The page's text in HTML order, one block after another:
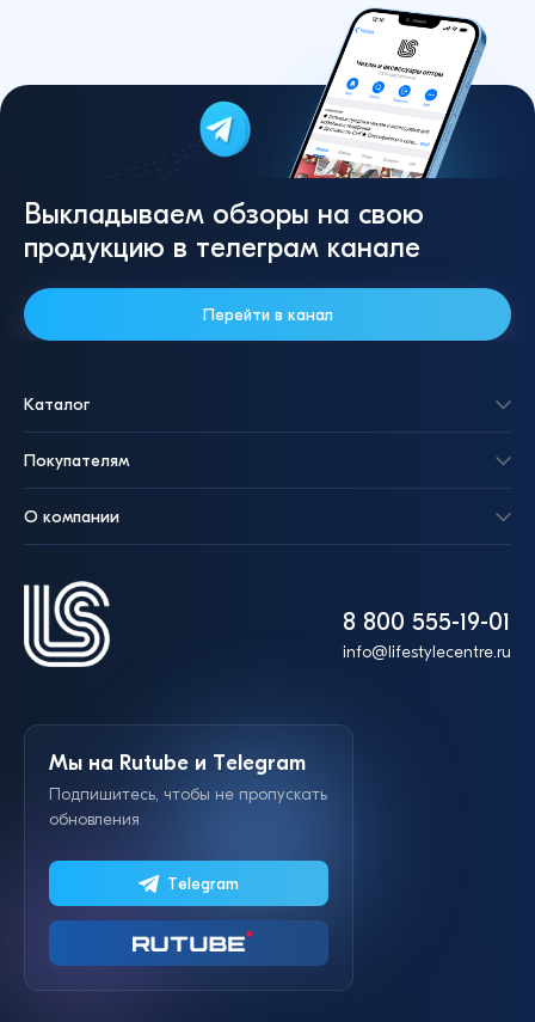
Выкладываем обзоры на свою
продукцию в телеграм канале
Перейти в канал
8 800 555-19-01
info@lifestylecentre.ru
Каталог
Покупателям
О компании
Мы на Rutube и Telegram
Подпишитесь, чтобы не пропускать
обновления
Telegram